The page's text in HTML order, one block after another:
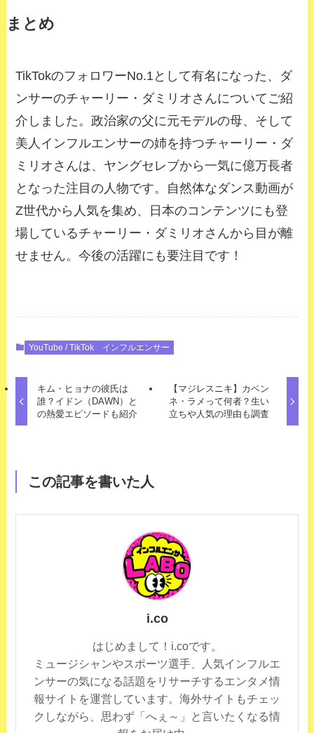
まとめ
TikTokのフォロワーNo.1 として有名になった、ダ
ンサーのチャーリー・ダミリオさんについてご紹
介しました。政治家の父に元モデルの母、そして
美人インフルエンサーの姉を持つチャーリー・ダ
ミリオさんは、ヤングセレブから一気に億万長者
となった注目の人物です。自然体なダンス動画が
Z世代から人気を集め、日本のコンテンツにも登
場しているチャーリー・ダミリオさんから目が離
せません。今後の活躍にも要注目です！
YouTube / TikTok インフルエンサー
キム・ヒョナの彼氏は
誰？イドン（DAWN）と
の熱愛エピソードも紹介
【マジレスニキ】カベン
ネ・ラメって何者？生い
立ちや人気の理由も調査
この記事を書いた人
i.co
はじめまして！i.coです。
ミュージシャンやスポーツ選手、人気インフルエ
ンサーの気になる話題をリサーチするエンタメ情
報サイトを運営しています。海外サイトもチェッ
クしながら、思わず「へぇ～」と言いたくなる情